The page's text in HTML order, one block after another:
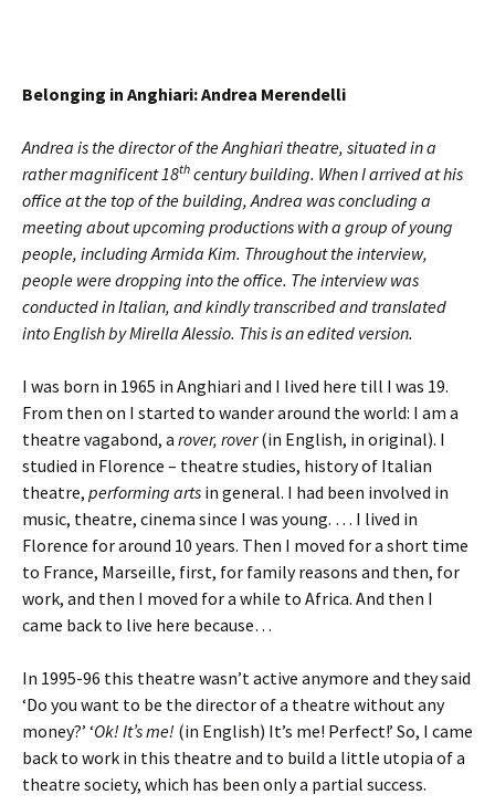
Belonging in Anghiari: Andrea Merendelli
Andrea is the director of the Anghiari theatre, situated in a
rather magnificent 18th century building. When I arrived at his
office at the top of the building, Andrea was concluding a
meeting about upcoming productions with a group of young
people, including Armida Kim. Throughout the interview,
people were dropping into the office. The interview was
conducted in Italian, and kindly transcribed and translated
into English by Mirella Alessio. This is an edited version.
I was born in 1965 in Anghiari and I lived here till I was 19.
From then on I started to wander around the world: I am a
theatre vagabond, a rover, rover(in English, in original). I
studied in Florence – theatre studies, history of Italian
theatre, performing arts in general. I had been involved in
music, theatre, cinema since I was young. … I lived in
Florence for around 10 years. Then I moved for a short time
to France, Marseille, first, for family reasons and then, for
work, and then I moved for a while to Africa. And then I
came back to live here because…
In 1995-96 this theatre wasn’t active anymore and they said
‘Do you want to be the director of a theatre without any
money?’ ‘Ok! It’s me! (in English) It’s me! Perfect!’ So, I came
back to work in this theatre and to build a little utopia of a
theatre society, which has been only a partial success.